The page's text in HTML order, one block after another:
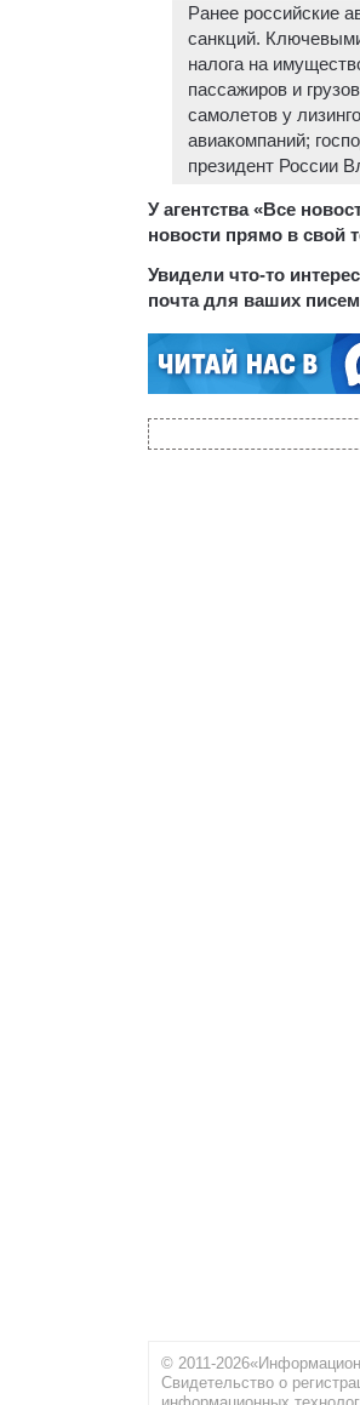
Ранее российские
санкций.
налога на
пассажиров и
самолетов у
авиакомпаний;
президент России
У агентства «Все
новости прямо в свой
Увидели что-то
почта для ваших
© 2011-
Свидетельство о